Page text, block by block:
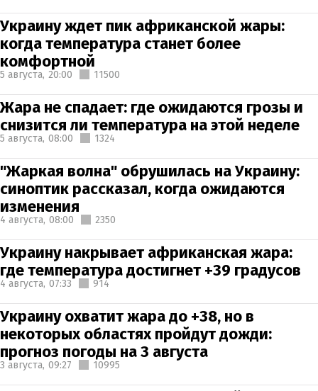
Украину ждет пик африканской жары:
когда температура станет более
комфортной
5 августа, 20:00 11500
Жара не спадает: где ожидаются грозы и
снизится ли температура на этой неделе
5 августа, 08:00 1324
"Жаркая волна" обрушилась на Украину:
синоптик рассказал, когда ожидаются
изменения
4 августа, 08:00 2350
Украину накрывает африканская жара:
где температура достигнет +39 градусов
4 августа, 07:33 914
Украину охватит жара до +38, но в
некоторых областях пройдут дожди:
прогноз погоды на 3 августа
3 августа, 09:27 10995